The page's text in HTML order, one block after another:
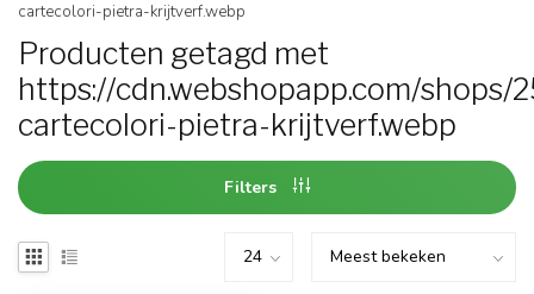
cartecolori-pietra-krijtverf.webp
Producten getagd met
https://cdn.webshopapp.com/
cartecolori-pietra-krijtverf.webp
Filters